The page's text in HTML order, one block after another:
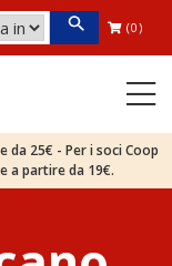
(0)
da 25€ - Per i soci Coop
a partire da 19€.